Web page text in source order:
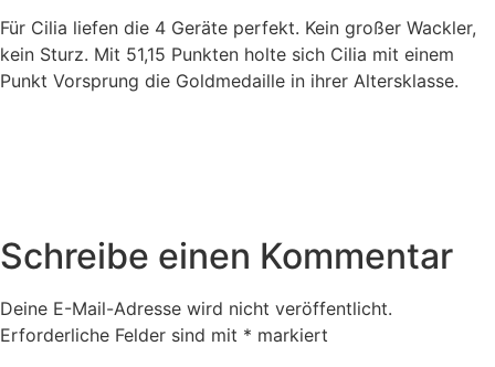
Für Cilia liefen die 4 Geräte perfekt. Kein großer Wackler,
kein Sturz. Mit 51,15 Punkten holte sich Cilia mit einem
Punkt Vorsprung die Goldmedaille in ihrer Altersklasse.
Schreibe einen Kommentar
Deine E-Mail-Adresse wird nicht veröffentlicht.
Erforderliche Felder sind mit * markiert